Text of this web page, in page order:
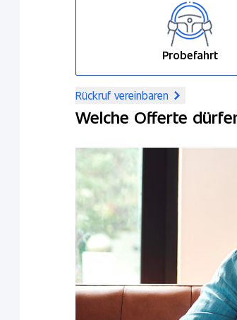
Probefahrt
Rückruf vereinbaren
Welche Offerte